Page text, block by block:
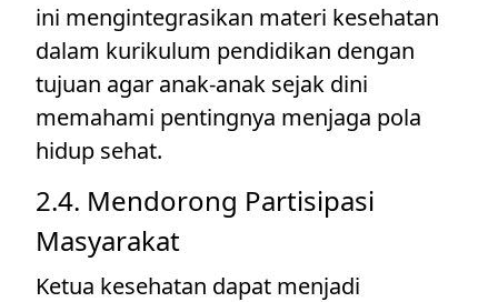
ini mengintegrasikan materi kesehatan
dalam kurikulum pendidikan dengan
tujuan agar anak-anak sejak dini
memahami pentingnya menjaga pola
hidup sehat.
2.4. Mendorong Partisipasi
Masyarakat
Ketua kesehatan dapat menjadi